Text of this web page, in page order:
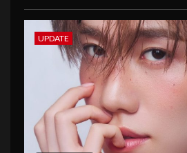
UPDATE